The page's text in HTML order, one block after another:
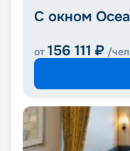
С окном
от 156 111 ₽ /чел